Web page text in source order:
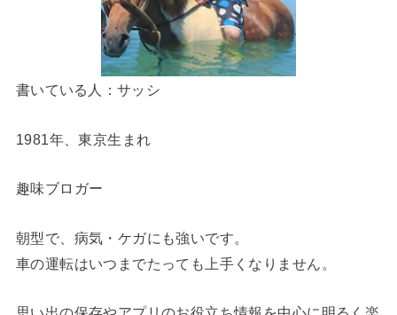
書いている人：サッシ
1981年、東京生まれ
趣味ブロガー
朝型で、病気・ケガにも強いです。
車の運転はいつまでたっても上手くなりません。